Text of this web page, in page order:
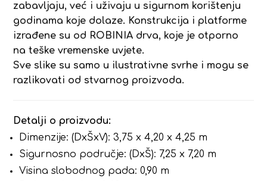
zabavljaju, već i uživaju u sigurnom korištenju
godinama koje dolaze. Konstrukcija i platforme
izrađene su od ROBINIA drva, koje je otporno
na teške vremenske uvjete.
Sve slike su samo u ilustrativne svrhe i mogu se
razlikovati od stvarnog proizvoda.
Detalji o proizvodu:
Dimenzije: (DxŠxV): 3,75 x 4,20 x 4,25 m
Sigurnosno područje: (DxŠ): 7,25 x 7,20 m
Visina slobodnog pada: 0,90 m